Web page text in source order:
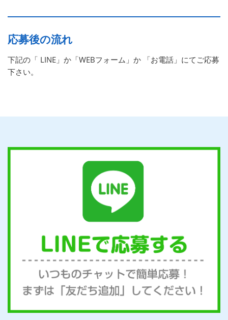
応募後の流れ
下記の「 LINE」か「WEBフォーム」か 「お電話」にてご応募
下さい。